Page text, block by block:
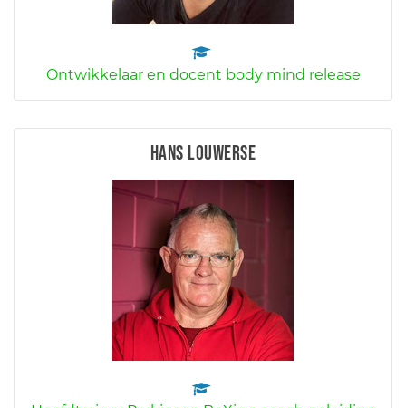
Ontwikkelaar en docent body mind release
Hans Louwerse